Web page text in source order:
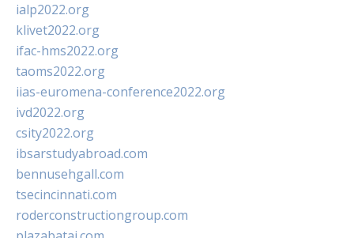
ialp2022.org
klivet2022.org
ifac-hms2022.org
taoms2022.org
iias-euromena-conference2022.org
ivd2022.org
csity2022.org
ibsarstudyabroad.com
bennusehgall.com
tsecincinnati.com
roderconstructiongroup.com